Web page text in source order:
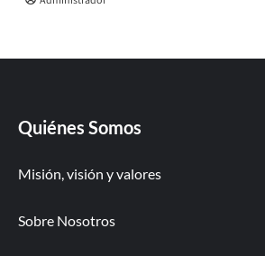
Quiénes Somos
Misión, visión y valores
Sobre Nosotros